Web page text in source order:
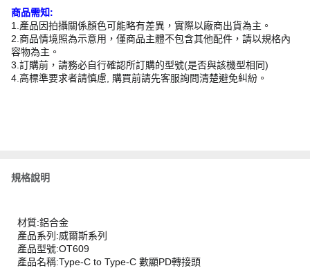
商品需知:
1.產品因拍攝關係顏色可能略有差異，實際以廠商出貨為主。
2.商品情境照為示意用，僅商品主體不包含其他配件，請以規格內
容物為主。
3.訂購前，請務必自行確認所訂購的型號(是否與該機型相同)
4.高標準要求者請慎慮, 購買前請先客服詢問清楚避免糾紛。
規格說明
材質:鋁合金
產品系列:威爾斯系列
產品型號:OT609
產品名稱:Type-C to Type-C 數顯PD轉接頭